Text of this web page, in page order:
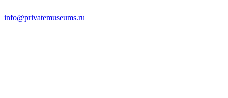
info@privatemuseums.ru